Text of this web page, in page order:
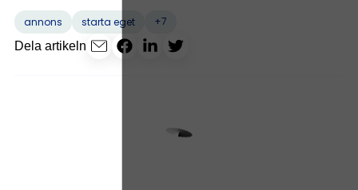
annons starta eget
+7
Dela artikeln